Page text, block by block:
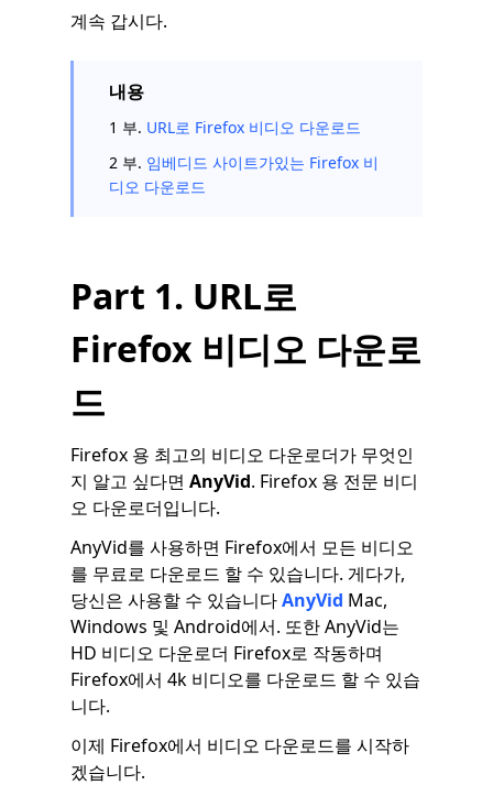
계속 갑시다.
내용
1 부. URL로 Firefox 비디오 다운로드
2 부. 임베디드 사이트가있는 Firefox 비
디오 다운로드
Part 1. URL로
Firefox 비디오 다운로
드
Firefox 용 최고의 비디오 다운로더가 무엇인
지 알고 싶다면 AnyVid. Firefox 용 전문 비디
오 다운로더입니다.
AnyVid를 사용하면 Firefox에서 모든 비디오
를 무료로 다운로드 할 수 있습니다. 게다가,
당신은 사용할 수 있습니다AnyVid Mac,
Windows 및 Android에서. 또한 AnyVid는
HD 비디오 다운로더 Firefox로 작동하며
Firefox에서 4k 비디오를 다운로드 할 수 있습
니다.
이제 Firefox에서 비디오 다운로드를 시작하
겠습니다.